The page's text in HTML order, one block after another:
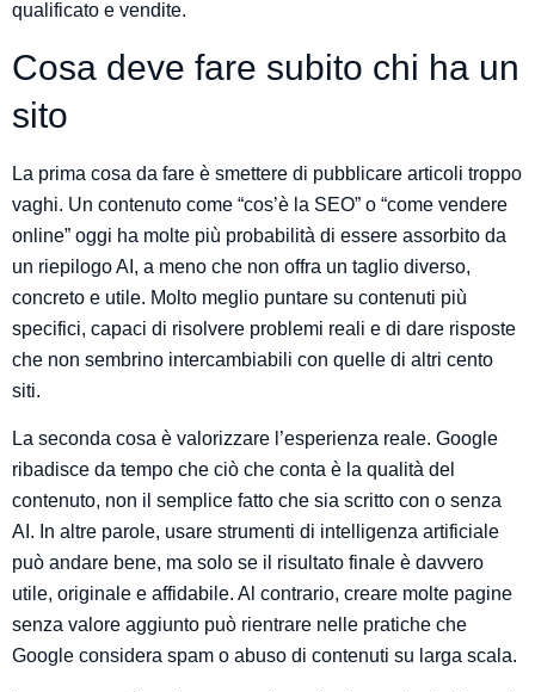
qualificato e vendite.
Cosa deve fare subito chi ha un
sito
La prima cosa da fare è smettere di pubblicare articoli troppo
vaghi. Un contenuto come “cos’è la SEO” o “come vendere
online” oggi ha molte più probabilità di essere assorbito da
un riepilogo AI, a meno che non offra un taglio diverso,
concreto e utile. Molto meglio puntare su contenuti più
specifici, capaci di risolvere problemi reali e di dare risposte
che non sembrino intercambiabili con quelle di altri cento
siti.
La seconda cosa è valorizzare l’esperienza reale. Google
ribadisce da tempo che ciò che conta è la qualità del
contenuto, non il semplice fatto che sia scritto con o senza
AI. In altre parole, usare strumenti di intelligenza artificiale
può andare bene, ma solo se il risultato finale è davvero
utile, originale e affidabile. Al contrario, creare molte pagine
senza valore aggiunto può rientrare nelle pratiche che
Google considera spam o abuso di contenuti su larga scala.